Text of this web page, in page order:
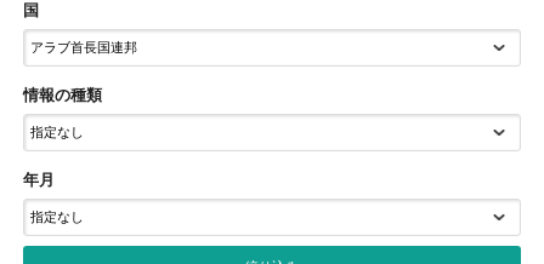
海外手配トップ
国内手配
航空券
貸切バス・ハイヤー 通訳・ガイド
国
情報の種類
年月